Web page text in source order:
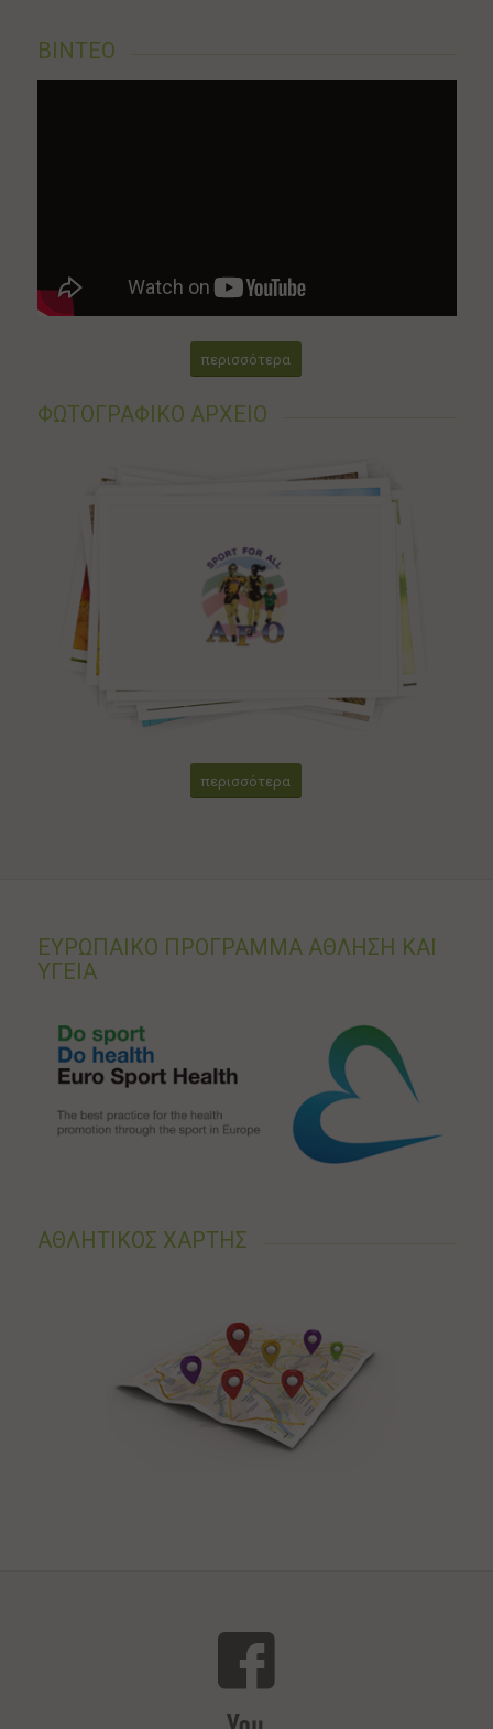
ΒΙΝΤΕΟ
περισσότερα
ΦΩΤΟΓΡΑΦΙΚΟ ΑΡΧΕΙΟ
περισσότερα
ΕΥΡΩΠΑΙΚΟ ΠΡΟΓΡΑΜΜΑ ΑΘΛΗΣΗ ΚΑΙ
ΥΓΕΙΑ
ΑΘΛΗΤΙΚΟΣ ΧΑΡΤΗΣ